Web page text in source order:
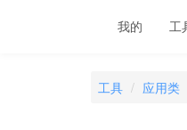
我的 工
工具 应用类